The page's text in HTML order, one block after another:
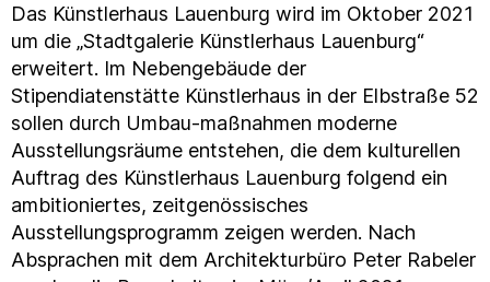
Das Künstlerhaus Lauenburg wird im Oktober 2021
um die „Stadtgalerie Künstlerhaus Lauenburg“
erweitert. Im Nebengebäude der
Stipendiatenstätte Künstlerhaus in der Elbstraße 52
sollen durch Umbau-maßnahmen moderne
Ausstellungsräume entstehen, die dem kulturellen
Auftrag des Künstlerhaus Lauenburg folgend ein
ambitioniertes, zeitgenössisches
Ausstellungsprogramm zeigen werden. Nach
Absprachen mit dem Architekturbüro Peter Rabeler